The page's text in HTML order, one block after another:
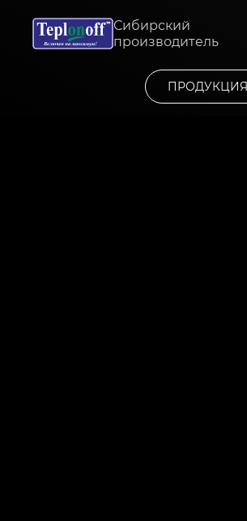
Сибирский
производитель
ПРОДУКЦИЯ